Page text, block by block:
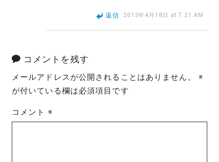
返信 2013年4月18日 at 7:21 AM
コメントを残す
メールアドレスが公開されることはありません。
※
が付いている欄は必須項目です
コメント ※